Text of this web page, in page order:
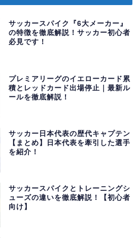
サッカースパイク『6大メーカー』
の特徴を徹底解説！サッカー初心者
必見です！
プレミアリーグのイエローカード累
積とレッドカード出場停止｜最新ル
ールを徹底解説！
サッカー日本代表の歴代キャプテン
【まとめ】日本代表を牽引した選手
を紹介！
サッカースパイクとトレーニングシ
ューズの違いを徹底解説！【初心者
向け】